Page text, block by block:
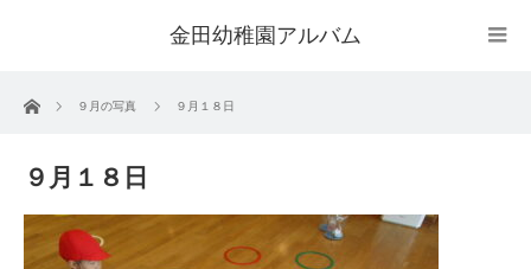
金田幼稚園アルバム
ホーム ９月の写真 ９月１８日
９月１８日